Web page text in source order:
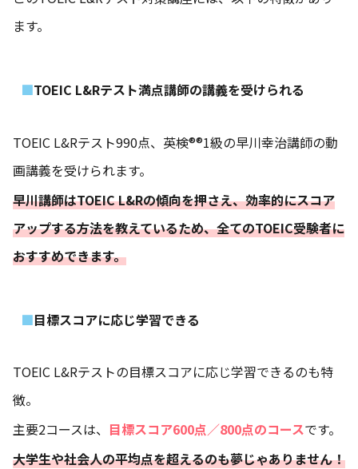
ます。
TOEIC L&Rテスト満点講師の講義を受けられる
TOEIC L&Rテスト990点、英検®®︎1級の早川幸治講師の動
画講義を受けられます。
早川講師はTOEIC L&Rの傾向を押さえ、効率的にスコア
アップする方法を教えているため、全てのTOEIC受験者に
おすすめできます。
目標スコアに応じ学習できる
TOEIC L&Rテストの目標スコアに応じ学習できるのも特
徴。
主要2コースは、 目標スコア600点／800点のコースです。
大学生や社会人の平均点を超えるのも夢じゃありません！